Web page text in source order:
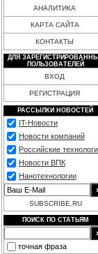
АНАЛИТИКА
КАРТА САЙТА
КОНТАКТЫ
ДЛЯ
ПОЛЬЗОВАТЕЛЕЙ
ВХОД
РЕГИСТРАЦИЯ
РАССЫЛКИ НОВОСТЕЙ
IT-Новости
Новости компаний
Российские
Новости ВПК
Нанотехнологии
SUBSCRIBE.RU
ПОИСК ПО СТАТЬЯМ
точная фраза